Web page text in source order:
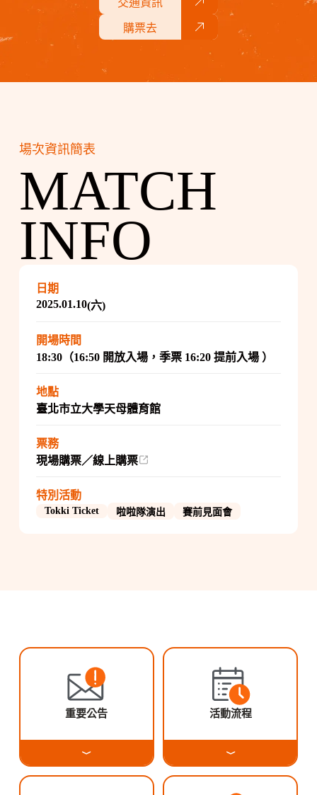
交通資訊
購票去
場次資訊簡表
MATCH
INFO
日期
2025.01.10(六)
開場時間
18:30（16:50 開放入場，季票 16:20 提前入場 ）
地點
臺北市立大學天母體育館
票務
現場購票／線上購票
特別活動
Tokki Ticket 啦啦隊演出 賽前見面會
重要公告 活動流程